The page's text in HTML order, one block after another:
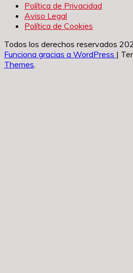
Política de Privacidad
Aviso Legal
Política de Cookies
Todos los derechos reservados
Funciona gracias a WordPress |
Themes.